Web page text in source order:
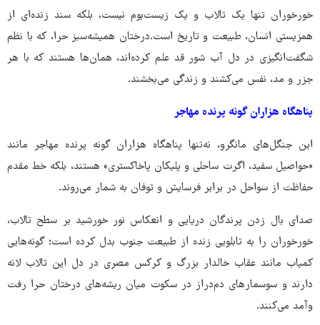
خورخوران تنها یک تالاب و یک زیست‌بوم نیست، بلکه سند زنده‌ای از
همزیستی انسان، طبیعت و تاریخ است.درختان همیشه‌سبز حرا، که با نظم
شگفت‌انگیزی در دل آب شور قد علم کرده‌اند، همان‌ها هستند که با هر
جزر و مد، نفس می‌کشند و زندگی می‌بخشند.
پناهگاه هزاران گونه پرنده مهاجر
این جنگل‌های مانگرو، نه‌تنها پناهگاه هزاران گونه پرنده مهاجر مانند
«حواصیل سفید، اگرت ساحلی و پلیکان پاخاکستری» هستند، بلکه خط مقدم
حفاظت از سواحل در برابر فرسایش و توفان به شمار می‌روند.
صدای بال‌ زدن پرندگان دریایی و انعکاس نور خورشید بر سطح تالاب،
خورخوران را به تابلویی زنده از طبیعت جنوب بدل کرده است؛ گونه‌هایی
کمیاب مانند عقاب خالدار بزرگ و کرکس مصری در دل این تالاب لانه
دارند و سوسمارهای دم‌دراز در سکوت میان ریشه‌های درختان حرا رفت‌
وآمد می‌کنند.